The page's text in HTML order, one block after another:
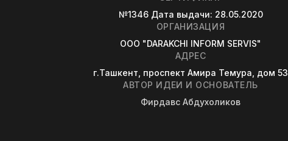
№1346 Дата выдачи: 28.05.2020
ОРГАНИЗАЦИЯ
OOO "DARAKCHI INFORM SERVIS"
АДРЕС
г.Ташкент, проспект Амира Темура, дом 53
АВТОР ИДЕИ И ОСНОВАТЕЛЬ
Фирдавс Абдухоликов